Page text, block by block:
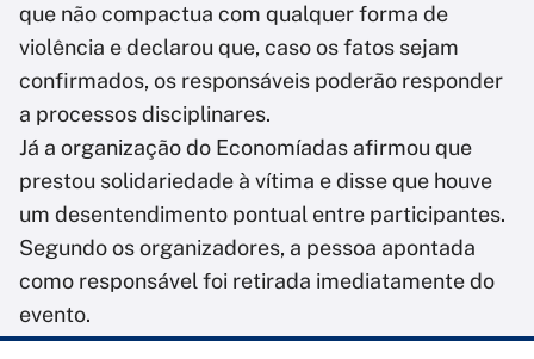
que não compactua com qualquer forma de
violência e declarou que, caso os fatos sejam
confirmados, os responsáveis poderão responder
a processos disciplinares.
Já a organização do Economíadas afirmou que
prestou solidariedade à vítima e disse que houve
um desentendimento pontual entre participantes.
Segundo os organizadores, a pessoa apontada
como responsável foi retirada imediatamente do
evento.